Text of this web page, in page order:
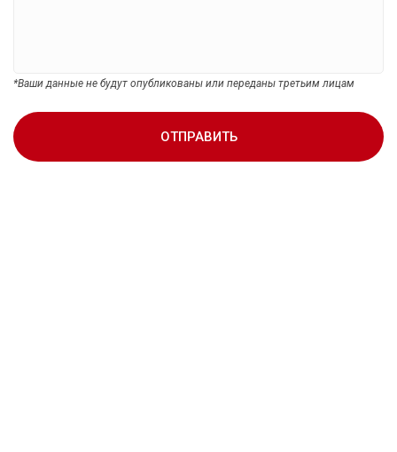
*Ваши данные не будут опубликованы или переданы третьим лицам
ОТПРАВИТЬ